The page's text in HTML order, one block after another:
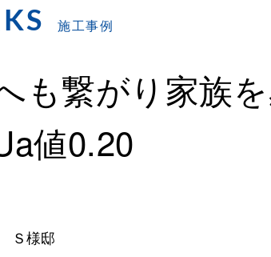
施工事例
も繋がり家族
値0.20
Ｓ様邸